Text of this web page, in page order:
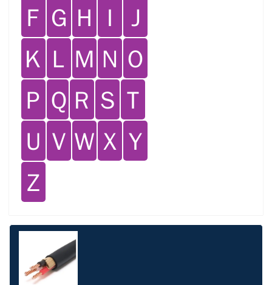
Ｆ Ｇ Ｈ Ｉ Ｊ
Ｋ Ｌ Ｍ Ｎ Ｏ
Ｐ Ｑ Ｒ Ｓ Ｔ
Ｕ Ｖ Ｗ Ｘ Ｙ
Ｚ